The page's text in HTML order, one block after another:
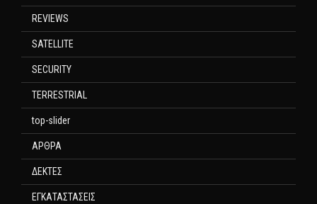
REVIEWS
SATELLITE
SECURITY
TERRESTRIAL
top-slider
ΑΡΘΡΑ
ΔΕΚΤΕΣ
ΕΓΚΑΤΑΣΤΑΣΕΙΣ